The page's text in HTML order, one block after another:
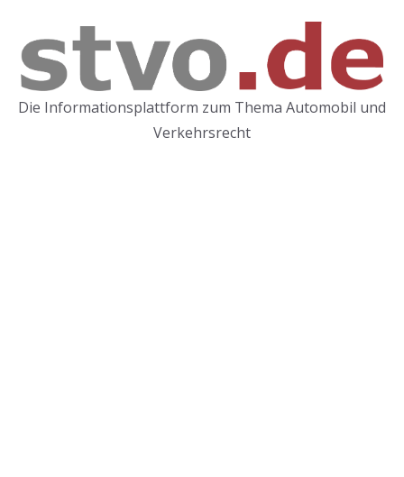
Inhalt
springen
Die Informationsplattform zum Thema Automobil und
Verkehrsrecht